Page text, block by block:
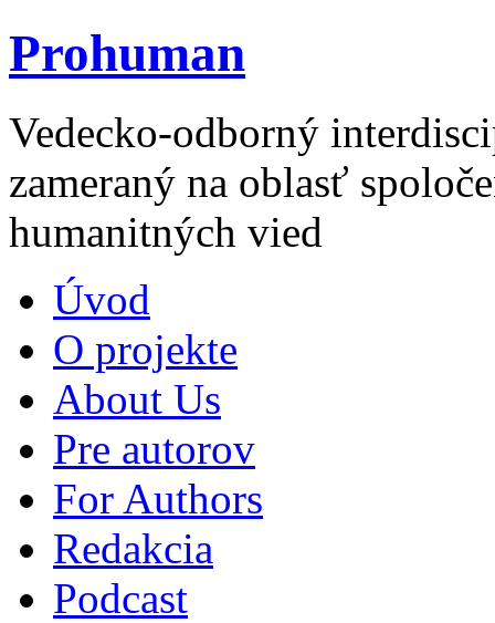
Prohuman
Vedecko-odborný
zameraný na oblasť
humanitných vied
Úvod
O projekte
About Us
Pre autorov
For Authors
Redakcia
Podcast